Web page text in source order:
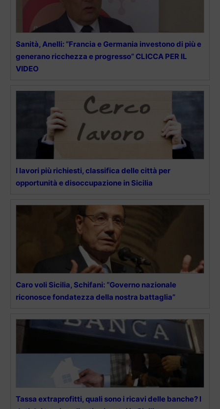
Sanità, Anelli: “Francia e Germania investono di più e
generano ricchezza e progresso” CLICCA PER IL
VIDEO
I lavori più richiesti, classifica delle città per
opportunità e disoccupazione in Sicilia
Caro voli Sicilia, Schifani: “Governo nazionale
riconosce fondatezza della nostra battaglia”
Tassa extraprofitti, quali sono i ricavi delle banche? I